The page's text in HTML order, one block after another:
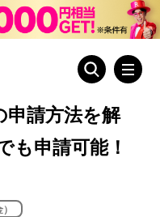
申請方法を解
も申請可能！